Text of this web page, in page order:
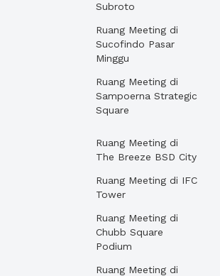
Subroto
Ruang Meeting di
Sucofindo Pasar
Minggu
Ruang Meeting di
Sampoerna Strategic
Square
Ruang Meeting di
The Breeze BSD City
Ruang Meeting di IFC
Tower
Ruang Meeting di
Chubb Square
Podium
Ruang Meeting di